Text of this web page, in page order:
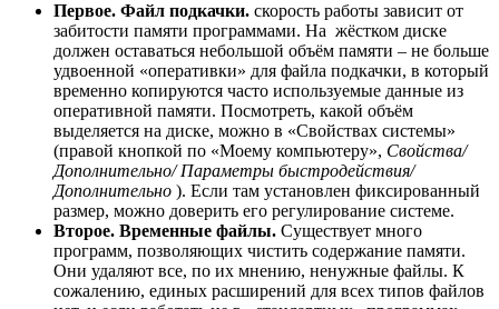
Первое. Файл подкачки. скорость работы зависит от
забитости памяти программами. На жёстком диске
должен оставаться небольшой объём памяти – не больше
удвоенной «оперативки» для файла подкачки, в который
временно копируются часто используемые данные из
оперативной памяти. Посмотреть, какой объём
выделяется на диске, можно в «Свойствах системы»
(правой кнопкой по «Моему компьютеру», Свойства/
Дополнительно/ Параметры быстродействия/
Дополнительно ). Если там установлен фиксированный
размер, можно доверить его регулирование системе.
Второе. Временные файлы. Существует много
программ, позволяющих чистить содержание памяти.
Они удаляют все, по их мнению, ненужные файлы. К
сожалению, единых расширений для всех типов файлов